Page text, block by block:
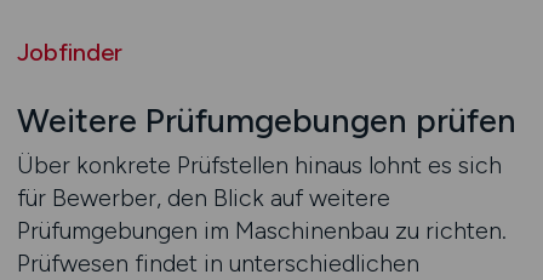
Jobfinder
Weitere Prüfumgebungen prüfen
Über konkrete Prüfstellen hinaus lohnt es sich
für Bewerber, den Blick auf weitere
Prüfumgebungen im Maschinenbau zu richten.
Prüfwesen findet in unterschiedlichen